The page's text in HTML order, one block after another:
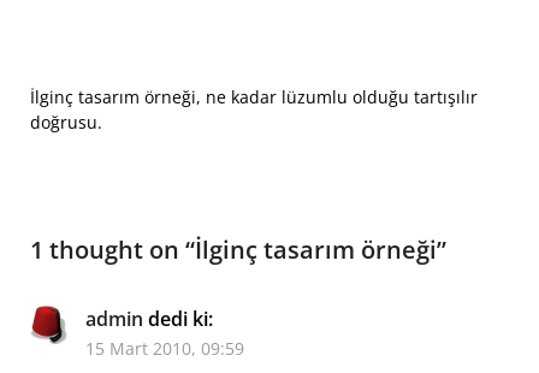
İlginç tasarım örneği, ne kadar lüzumlu olduğu tartışılır
doğrusu.
1 thought on “İlginç tasarım örneği”
admin dedi ki:
15 Mart 2010, 09:59